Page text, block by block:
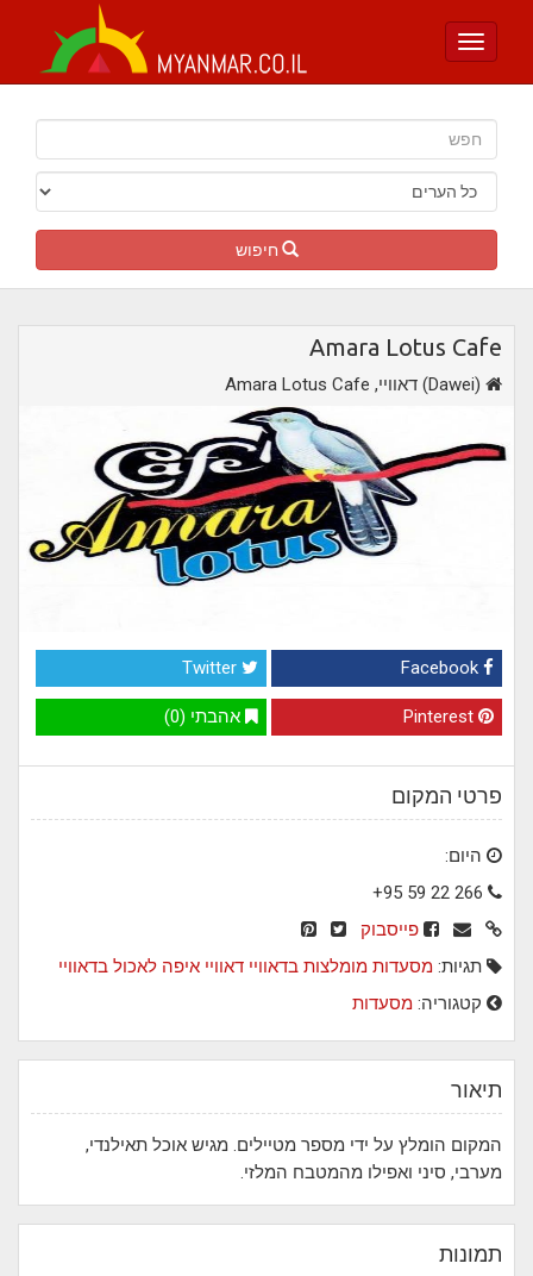
Toggle
חיפוש
Amara Lotus Cafe
Amara Lotus Cafe ,דאוויי (Dawei)
Twitter
אהבתי (0)
פרטי המקום
היום:
+95 59 22 266
פייסבוק
תגיות: מסעדות מומלצות בדאוויי דאוויי איפה לאכול בדאוויי
קטגוריה: מסעדות
תיאור
המקום הומלץ על ידי מספר מטיילים. מגיש אוכל תאילנדי,
מערבי, סיני ואפילו מהמטבח המלזי.
תמונות